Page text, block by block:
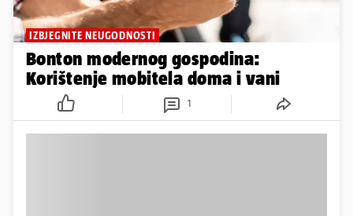
IZBJEGNITE NEUGODNOSTI
Bonton modernog gospodina:
Korištenje mobitela doma i vani
1